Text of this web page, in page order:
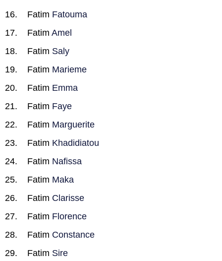
Fatim Fatouma
Fatim Amel
Fatim Saly
Fatim Marieme
Fatim Emma
Fatim Faye
Fatim Marguerite
Fatim Khadidiatou
Fatim Nafissa
Fatim Maka
Fatim Clarisse
Fatim Florence
Fatim Constance
Fatim Sire